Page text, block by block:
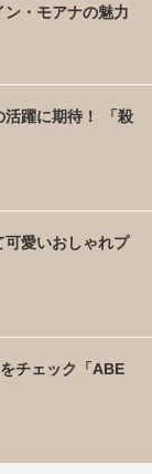
・モアナの魅力
活躍に期待！ 「殺
可愛いおしゃれプ
チェック「ABE